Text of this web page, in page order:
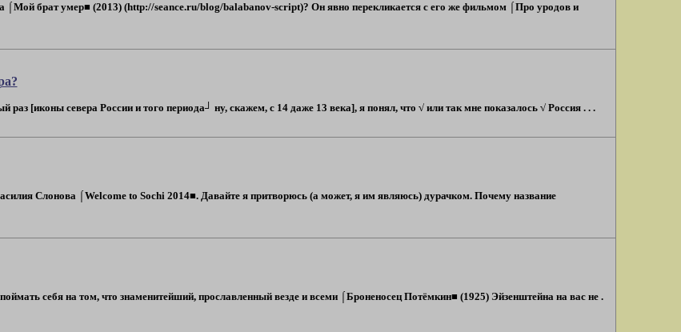
⌠Мой брат умер■ (2013) (http://seance.ru/blog/balabanov-script)? Он явно перекликается с его же фильмом ⌠Про уродов и
раз [иконы севера России и того периода┘ ну, скажем, с 14 даже 13 века], я понял, что √ или так мне показалось √ Россия . . .
Слонова ⌠Welcome to Sochi 2014■. Давайте я притворюсь (а может, я им являюсь) дурачком. Почему название
себя на том, что знаменитейший, прославленный везде и всеми ⌠Броненосец Потёмкин■ (1925) Эйзенштейна на вас не .